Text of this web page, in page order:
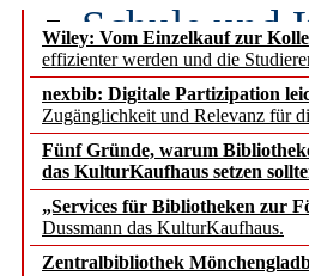
Wiley: Vom Einzelkauf zur
effizienter werden und die
nexbib: Digitale Partizipation
Zugänglichkeit und Relevanz für
Fünf Gründe, warum
das KulturKaufhaus setzen
„Services für Bibliotheken zur
Dussmann das KulturKaufhaus.
Zentralbibliothek
Schule und
Segment
angepasst